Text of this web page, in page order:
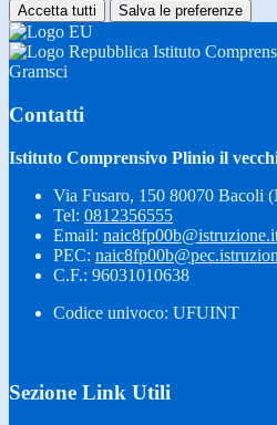
Accetta tutti Salva le preferenze
Istituto
Gramsci
Contatti
Istituto Comprensivo Plinio il
Via Fusaro, 150 80070 Bacoli
Tel: 0812356555
Email:
PEC:
C.F.: 96031010638
Codice univoco: UFUINT
Sezione Link Utili